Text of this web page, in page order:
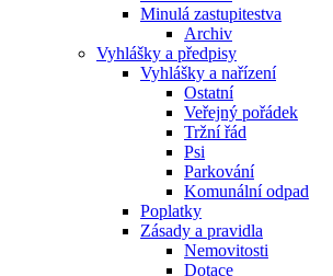
Minulá zastupitestva
Archiv
Vyhlášky a předpisy
Vyhlášky a nařízení
Ostatní
Veřejný pořádek
Tržní řád
Psi
Parkování
Komunální odpad
Poplatky
Zásady a pravidla
Nemovitosti
Dotace